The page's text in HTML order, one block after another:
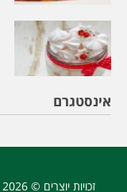
אינסטגרם
זכויות יוצרים © 2026